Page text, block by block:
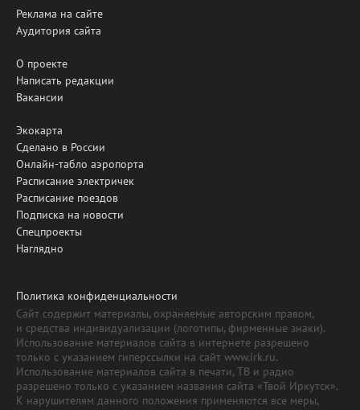
Реклама на сайте
Аудитория сайта
О проекте
Написать редакции
Вакансии
Экокарта
Сделано в России
Онлайн-табло аэропорта
Расписание электричек
Расписание поездов
Подписка на новости
Спецпроекты
Наглядно
Политика конфиденциальности
Сайт содержит материалы, охраняемые авторским правом,
и средства индивидуализации (логотипы, фирменные знаки).
Использование материалов сайта в интернете разрешено
только с указанием гиперссылки на сайт www.irk.ru.
Использование материалов сайта в печати, ТВ и радио
разрешено только с указанием названия сайта «Твой Иркутск».
К нарушителям данного положения применяются все меры,